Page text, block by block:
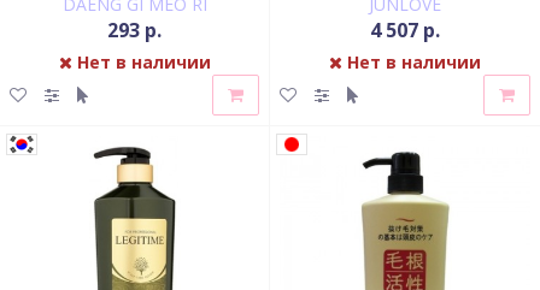
293 р.
Нет в наличии
4 507 р.
Нет в наличии